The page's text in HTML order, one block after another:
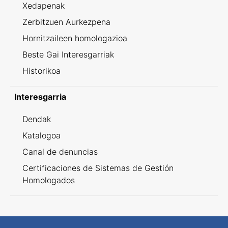
Xedapenak
Zerbitzuen Aurkezpena
Hornitzaileen homologazioa
Beste Gai Interesgarriak
Historikoa
Interesgarria
Dendak
Katalogoa
Canal de denuncias
Certificaciones de Sistemas de Gestión
Homologados